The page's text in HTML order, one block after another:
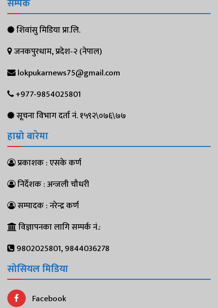
सम्पर्क
शिवांसु मिडिया प्रा.लि.
जनकपुरधाम, प्रदेश-२ (नेपाल)
lokpukarnews75@gmail.com
+977-9854025801
सूचना विभाग दर्ता नं. १५९२\०७६\७७
हाम्रो बारेमा
प्रकाशक : एसके कर्ण
निर्देशक : अन्जली चौधरी
सम्पादक : नरेन्द्र कर्ण
विज्ञापनका लागि सम्पर्क नं.:
9802025801, 9844036278
सोसियल मिडिया
Facebook